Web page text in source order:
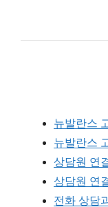
뉴발란스
뉴발란스
상담원 연
상담원 연
전화 상담